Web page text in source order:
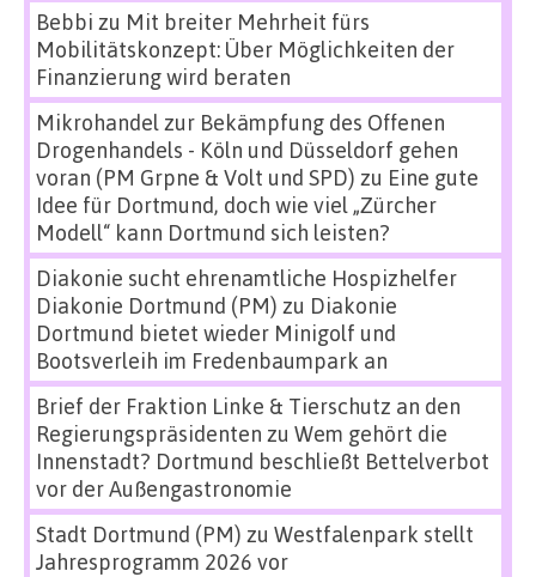
Bebbi zu Mit breiter Mehrheit fürs
Mobilitätskonzept: Über Möglichkeiten der
Finanzierung wird beraten
Mikrohandel zur Bekämpfung des Offenen
Drogenhandels - Köln und Düsseldorf gehen
voran (PM Grpne & Volt und SPD) zu Eine gute
Idee für Dortmund, doch wie viel „Zürcher
Modell“ kann Dortmund sich leisten?
Diakonie sucht ehrenamtliche Hospizhelfer
Diakonie Dortmund (PM) zu Diakonie
Dortmund bietet wieder Minigolf und
Bootsverleih im Fredenbaumpark an
Brief der Fraktion Linke & Tierschutz an den
Regierungspräsidenten zu Wem gehört die
Innenstadt? Dortmund beschließt Bettelverbot
vor der Außengastronomie
Stadt Dortmund (PM) zu Westfalenpark stellt
Jahresprogramm 2026 vor